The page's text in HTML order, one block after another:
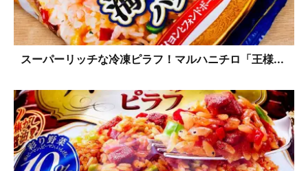
スーパーリッチな冷凍ピラフ！マルハニチロ「王様...